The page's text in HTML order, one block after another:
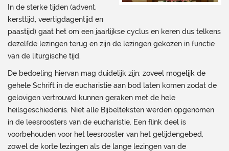
In de sterke tijden (advent,
kersttijd, veertigdagentijd en
paastijd) gaat het om een jaarlijkse cyclus en keren dus telkens
dezelfde lezingen terug en zijn de lezingen gekozen in functie
van de liturgische tijd.
De bedoeling hiervan mag duidelijk zijn: zoveel mogelijk de
gehele Schrift in de eucharistie aan bod laten komen zodat de
gelovigen vertrouwd kunnen geraken met de hele
heilsgeschiedenis. Niet alle Bijbelteksten werden opgenomen
in de leesroosters van de eucharistie. Een flink deel is
voorbehouden voor het leesrooster van het getijdengebed,
zowel de korte lezingen als de lange lezingen van de